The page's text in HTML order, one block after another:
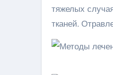
тяжелых
тканей.